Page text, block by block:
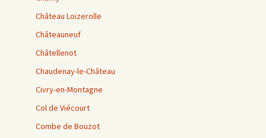
Château Loizerolle
Châteauneuf
Châtellenot
Chaudenay-le-Château
Civry-en-Montagne
Col de Viécourt
Combe de Bouzot